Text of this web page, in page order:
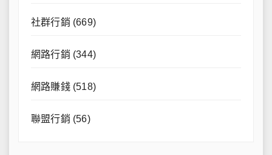
社群行銷 (669)
網路行銷 (344)
網路賺錢(518)
聯盟行銷 (56)